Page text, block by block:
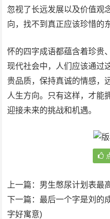
忽视了长远发展以及价值观
向，找不到真正应该珍惜的
怀的四字成语都蕴含着珍贵
现代社会中，人们应该通过
贵品质，保持真诚的情感，
人生方向。只有这样，才能
迎接未来的挑战和机遇。
上一篇： 男生憋尿计划表最
下一篇：最后一个字是刘的
字好寓意)